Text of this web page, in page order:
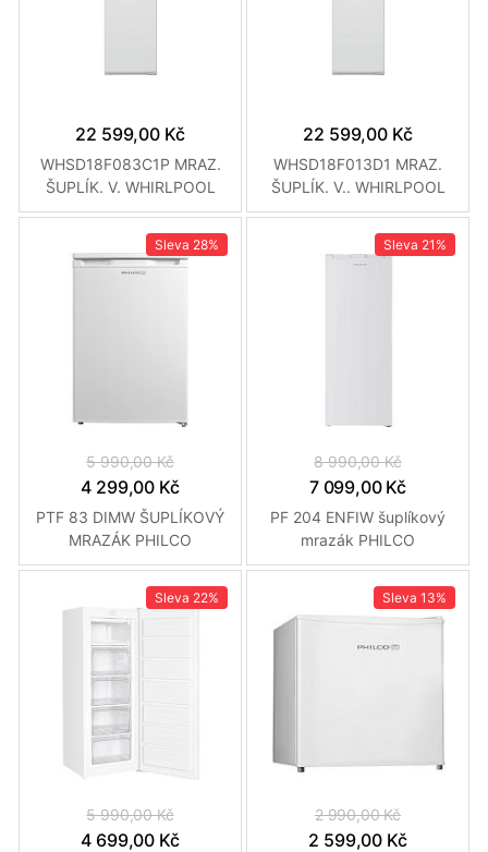
22 599,00 Kč
WHSD18F083C1P MRAZ.
ŠUPLÍK. V. WHIRLPOOL
22 599,00 Kč
WHSD18F013D1 MRAZ.
ŠUPLÍK. V.. WHIRLPOOL
Sleva 28%
5 990,00 Kč
4 299,00 Kč
PTF 83 DIMW ŠUPLÍKOVÝ
MRAZÁK PHILCO
Sleva 21%
8 990,00 Kč
7 099,00 Kč
PF 204 ENFIW šuplíkový
mrazák PHILCO
Sleva 22%
5 990,00 Kč
4 699,00 Kč
Sleva 13%
2 990,00 Kč
2 599,00 Kč